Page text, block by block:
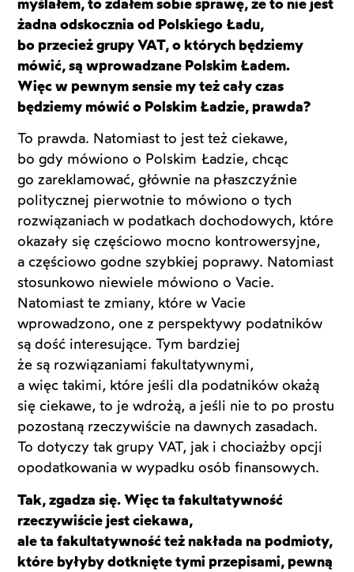
myślałem, to zdałem sobie sprawę, że to nie jest
żadna odskocznia od Polskiego Ładu,
bo przecież grupy VAT, o których będziemy
mówić, są wprowadzane Polskim Ładem.
Więc w pewnym sensie my też cały czas
będziemy mówić o Polskim Ładzie, prawda?
To prawda. Natomiast to jest też ciekawe,
bo gdy mówiono o Polskim Ładzie, chcąc
go zareklamować, głównie na płaszczyźnie
politycznej pierwotnie to mówiono o tych
rozwiązaniach w podatkach dochodowych, które
okazały się częściowo mocno kontrowersyjne,
a częściowo godne szybkiej poprawy. Natomiast
stosunkowo niewiele mówiono o Vacie.
Natomiast te zmiany, które w Vacie
wprowadzono, one z perspektywy podatników
są dość interesujące. Tym bardziej
że są rozwiązaniami fakultatywnymi,
a więc takimi, które jeśli dla podatników okażą
się ciekawe, to je wdrożą, a jeśli nie to po prostu
pozostaną rzeczywiście na dawnych zasadach.
To dotyczy tak grupy VAT, jak i chociażby opcji
opodatkowania w wypadku osób finansowych.
Tak, zgadza się. Więc ta fakultatywność
rzeczywiście jest ciekawa,
ale ta fakultatywność też nakłada na podmioty,
które byłyby dotknięte tymi przepisami, pewną